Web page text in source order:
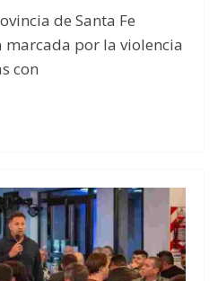
de Santa Fe
por la violencia
con